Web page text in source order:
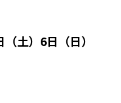
土）6日（日）